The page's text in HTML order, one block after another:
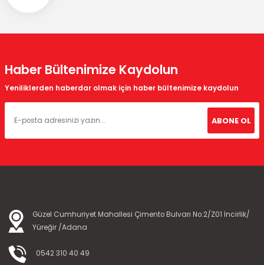
Haber Bültenimize Kaydolun
Yeniliklerden haberdar olmak için haber bültenimize kaydolun
ABONE OL
Güzel Cumhuriyet Mahallesi Çimento Bulvarı No:2/Z01 İncirlik/
Yüreğir /Adana
0542 310 40 49